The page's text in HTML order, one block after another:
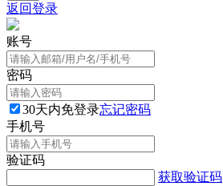
返回登录
账号
密码
30天内免登录忘记密码
手机号
验证码
获取验证码